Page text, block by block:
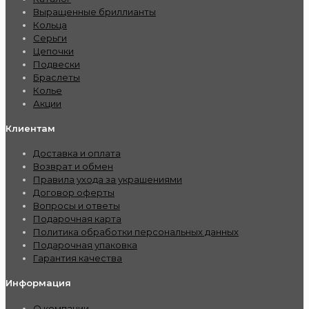
Выращенные бриллианты
Кольца
Серьги
Цепочки
Подвески
Браслеты
Колье
Акции
Клиентам
Доставка и оплата
Возврат и обмен
Правила ухода за украшениями
Договор оферты
Вопросы и ответы
Подарочная карта
Политика обработки персональных данных
Подарочная упаковка
Гарантия качества
Информация